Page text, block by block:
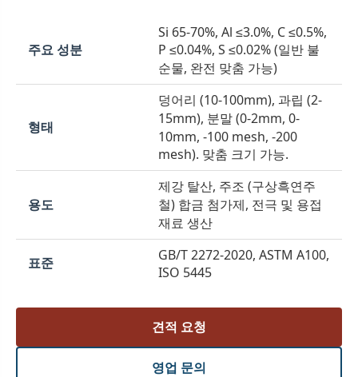
주요 성분
Si 65-70%, Al ≤3.0%, C ≤0.5%,
P ≤0.04%, S ≤0.02% (일반 불
순물, 완전 맞춤 가능)
형태
덩어리 (10-100mm), 과립 (2-
15mm), 분말 (0-2mm, 0-
10mm, -100 mesh, -200
mesh). 맞춤 크기 가능.
용도
제강 탈산, 주조 (구상흑연주
철) 합금 첨가제, 전극 및 용접
재료 생산
표준
GB/T 2272-2020, ASTM A100,
ISO 5445
견적 요청
영업 문의